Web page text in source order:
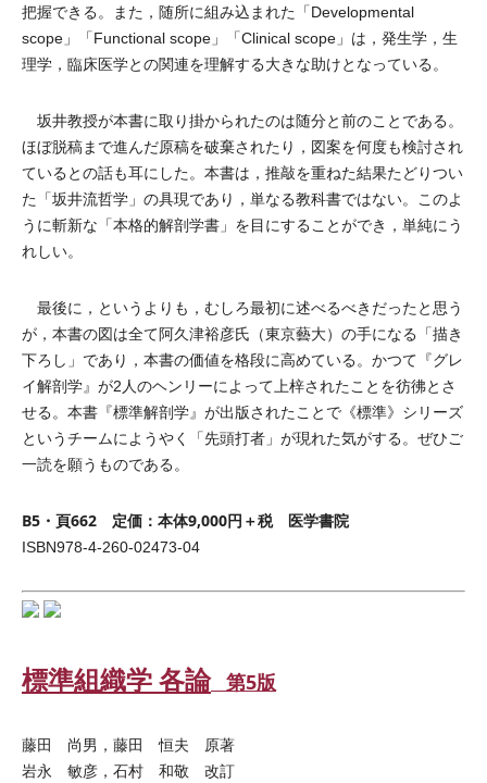
把握できる。また，随所に組み込まれた「Developmental
scope」「Functional scope」「Clinical scope」は，発生学，生
理学，臨床医学との関連を理解する大きな助けとなっている。
坂井教授が本書に取り掛かられたのは随分と前のことである。
ほぼ脱稿まで進んだ原稿を破棄されたり，図案を何度も検討され
ているとの話も耳にした。本書は，推敲を重ねた結果たどりつい
た「坂井流哲学」の具現であり，単なる教科書ではない。このよ
うに斬新な「本格的解剖学書」を目にすることができ，単純にう
れしい。
最後に，というよりも，むしろ最初に述べるべきだったと思う
が，本書の図は全て阿久津裕彦氏（東京藝大）の手になる「描き
下ろし」であり，本書の価値を格段に高めている。かつて『グレ
イ解剖学』が2人のヘンリーによって上梓されたことを彷彿とさ
せる。本書『標準解剖学』が出版されたことで《標準》シリーズ
というチームにようやく「先頭打者」が現れた気がする。ぜひご
一読を願うものである。
B5・頁662 定価：本体9,000円＋税 医学書院
ISBN978-4-260-02473-04
標準組織学 各論 第5版
藤田 尚男，藤田 恒夫 原著
岩永 敏彦，石村 和敬 改訂